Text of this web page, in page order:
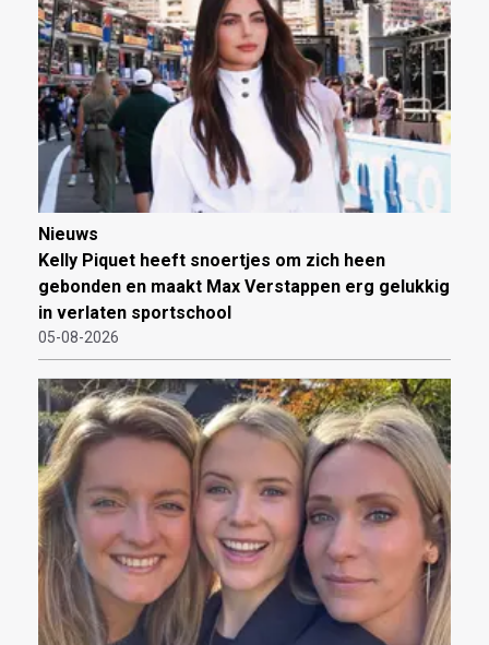
Nieuws
Kelly Piquet heeft snoertjes om zich heen
gebonden en maakt Max Verstappen erg gelukkig
in verlaten sportschool
05-08-2026